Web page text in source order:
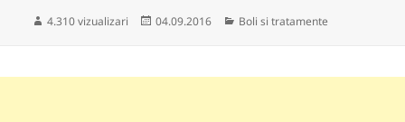
4.310 vizualizari
Publicat
04.09.2016 Categorii
Boli si tratamente